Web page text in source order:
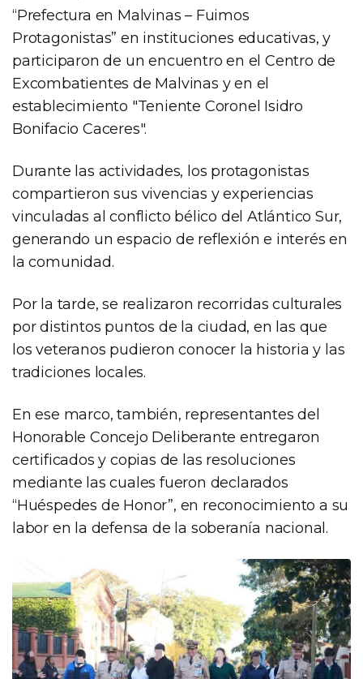
“Prefectura en Malvinas – Fuimos
Protagonistas” en instituciones educativas, y
participaron de un encuentro en el Centro de
Excombatientes de Malvinas y en el
establecimiento "Teniente Coronel Isidro
Bonifacio Caceres".
Durante las actividades, los protagonistas
compartieron sus vivencias y experiencias
vinculadas al conflicto bélico del Atlántico Sur,
generando un espacio de reflexión e interés en
la comunidad.
Por la tarde, se realizaron recorridas culturales
por distintos puntos de la ciudad, en las que
los veteranos pudieron conocer la historia y las
tradiciones locales.
En ese marco, también, representantes del
Honorable Concejo Deliberante entregaron
certificados y copias de las resoluciones
mediante las cuales fueron declarados
“Huéspedes de Honor”, en reconocimiento a su
labor en la defensa de la soberanía nacional.